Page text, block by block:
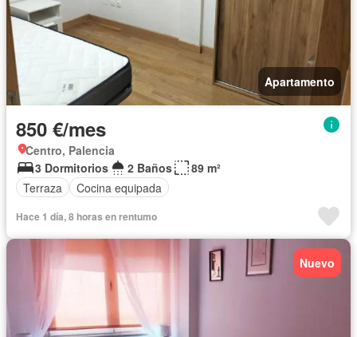
Apartamento
850 €/mes
Centro, Palencia
3 Dormitorios
2 Baños
89 m²
Terraza
Cocina equipada
Hace 1 día, 8 horas en rentumo
Nuevo